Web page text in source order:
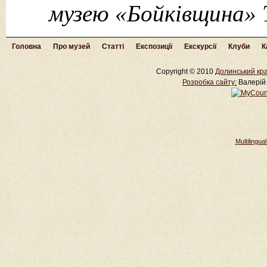
музею «Бойківщина»
Головна Про музей Статті Експозиції Екскурсії Клуби
Copyright © 2010 Долинський
Розробка cайту: